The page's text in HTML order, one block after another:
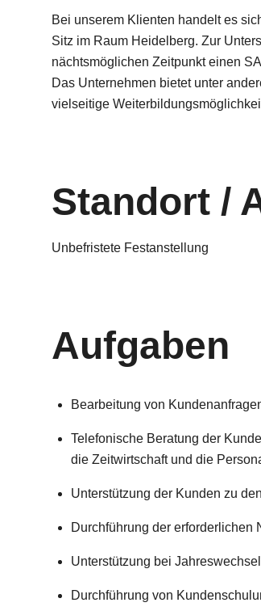
Bei unserem Klienten handelt es
Sitz im Raum Heidelberg. Zur
nächtsmöglichen Zeitpunkt einen
Das Unternehmen bietet unter
vielseitige
Standort /
Unbefristete Festanstellung
Aufgaben
Bearbeitung von
Telefonische Beratung der
die Zeitwirtschaft und die
Unterstützung der Kunden zu
Durchführung der
Unterstützung bei
Durchführung von